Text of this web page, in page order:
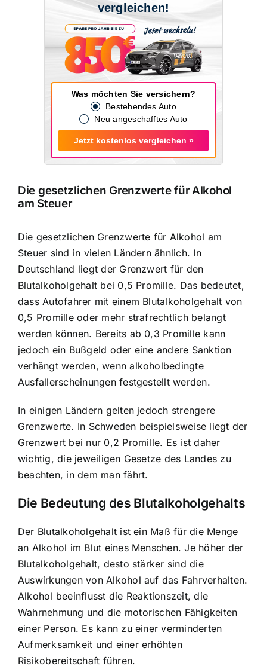
vergleichen!
Was möchten Sie versichern?
Bestehendes Auto
Neu angeschafftes Auto
Jetzt kostenlos vergleichen »
Die gesetzlichen Grenzwerte für Alkohol
am Steuer
Die gesetzlichen Grenzwerte für Alkohol am
Steuer sind in vielen Ländern ähnlich. In
Deutschland liegt der Grenzwert für den
Blutalkoholgehalt bei 0,5 Promille. Das bedeutet,
dass Autofahrer mit einem Blutalkoholgehalt von
0,5 Promille oder mehr strafrechtlich belangt
werden können. Bereits ab 0,3 Promille kann
jedoch ein Bußgeld oder eine andere Sanktion
verhängt werden, wenn alkoholbedingte
Ausfallerscheinungen festgestellt werden.
In einigen Ländern gelten jedoch strengere
Grenzwerte. In Schweden beispielsweise liegt der
Grenzwert bei nur 0,2 Promille. Es ist daher
wichtig, die jeweiligen Gesetze des Landes zu
beachten, in dem man fährt.
Die Bedeutung des Blutalkoholgehalts
Der Blutalkoholgehalt ist ein Maß für die Menge
an Alkohol im Blut eines Menschen. Je höher der
Blutalkoholgehalt, desto stärker sind die
Auswirkungen von Alkohol auf das Fahrverhalten.
Alkohol beeinflusst die Reaktionszeit, die
Wahrnehmung und die motorischen Fähigkeiten
einer Person. Es kann zu einer verminderten
Aufmerksamkeit und einer erhöhten
Risikobereitschaft führen.